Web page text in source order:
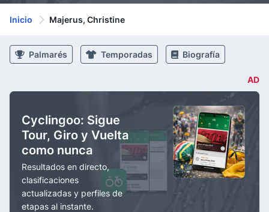
Inicio Majerus, Christine
Palmarés Temporadas Biografía
AD
Cyclingoo: Sigue
Tour, Giro y Vuelta
como nunca
Resultados en directo,
clasificaciones
actualizadas y perfiles de
etapas al instante.